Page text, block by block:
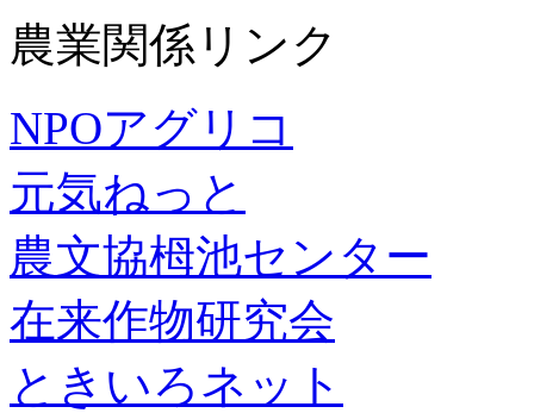
農業関係リンク
NPOアグリコ
元気ねっと
農文協栂池センター
在来作物研究会
ときいろネット